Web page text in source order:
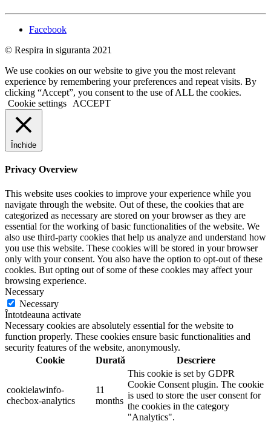
Facebook
© Respira in siguranta 2021
We use cookies on our website to give you the most relevant
experience by remembering your preferences and repeat visits. By
clicking “Accept”, you consent to the use of ALL the cookies.
Cookie settings
ACCEPT
Închide
Privacy Overview
This website uses cookies to improve your experience while you
navigate through the website. Out of these, the cookies that are
categorized as necessary are stored on your browser as they are
essential for the working of basic functionalities of the website. We
also use third-party cookies that help us analyze and understand how
you use this website. These cookies will be stored in your browser
only with your consent. You also have the option to opt-out of these
cookies. But opting out of some of these cookies may affect your
browsing experience.
Necessary
Necessary
Întotdeauna activate
Necessary cookies are absolutely essential for the website to
function properly. These cookies ensure basic functionalities and
security features of the website, anonymously.
Cookie
Durată Descriere
cookielawinfo-
checbox-analytics
11
months
This cookie is set by GDPR
Cookie Consent plugin. The cookie
is used to store the user consent for
the cookies in the category
"Analytics".